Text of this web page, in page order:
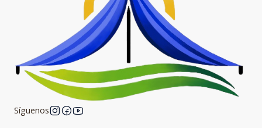
Síguenos